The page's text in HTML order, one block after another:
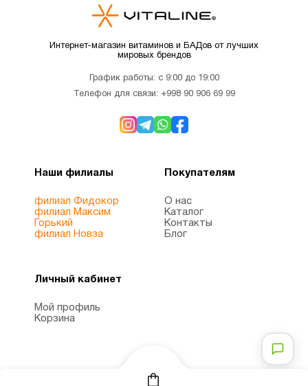
Интернет-магазин витаминов и БАДов от лучших
мировых брендов
График работы: с 9:00 до 19:00
Телефон для связи: +998 90 906 69 99
Наши филиалы
филиал Фидокор
филиал Максим
Горький
филиал Новза
Покупателям
О нас
Каталог
Контакты
Блог
Личный кабинет
Мой профиль
Корзина